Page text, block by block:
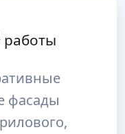
работы
фасады